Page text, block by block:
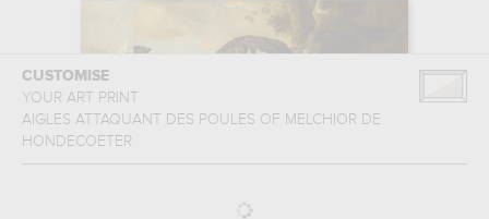
CUSTOMISE
YOUR ART PRINT
AIGLES ATTAQUANT DES POULES OF MELCHIOR DE
HONDECOETER